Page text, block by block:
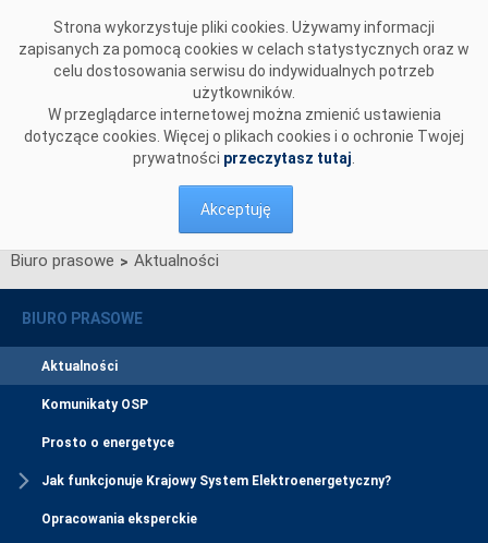
Strona wykorzystuje pliki cookies. Używamy informacji
zapisanych za pomocą cookies w celach statystycznych oraz w
celu dostosowania serwisu do indywidualnych potrzeb
użytkowników.
W przeglądarce internetowej można zmienić ustawienia
dotyczące cookies. Więcej o plikach cookies i o ochronie Twojej
prywatności przeczytasz tutaj
Akceptuję
Biuro prasowe > Aktualności
BIURO PRASOWE
Aktualności
Komunikaty OSP
Prosto o energetyce
Jak funkcjonuje Krajowy System Elektroenergetyczny?
Opracowania eksperckie